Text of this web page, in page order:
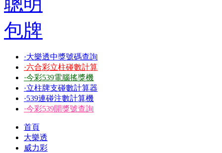
·大樂透中獎號碼查詢
·六合彩立柱碰數計算
·今彩539電腦搖獎機
·立柱牌支碰數計算器
·539連碰注數計算機
·今彩539開獎號查詢
首頁
大樂透
威力彩